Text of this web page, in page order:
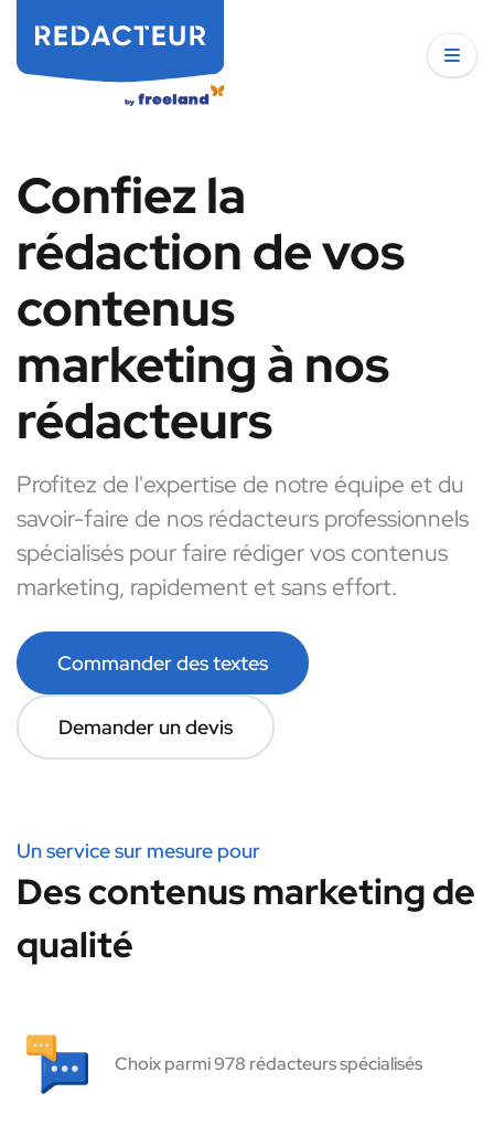
Confiez la
rédaction de vos
contenus
marketing à nos
rédacteurs
Profitez de l'expertise de notre équipe et du
savoir-faire de nos rédacteurs professionnels
spécialisés pour faire rédiger vos contenus
marketing, rapidement et sans effort.
Commander des textes
Demander un devis
Un service sur mesure pour
Des contenus marketing de
qualité
Choix parmi 978 rédacteurs spécialisés